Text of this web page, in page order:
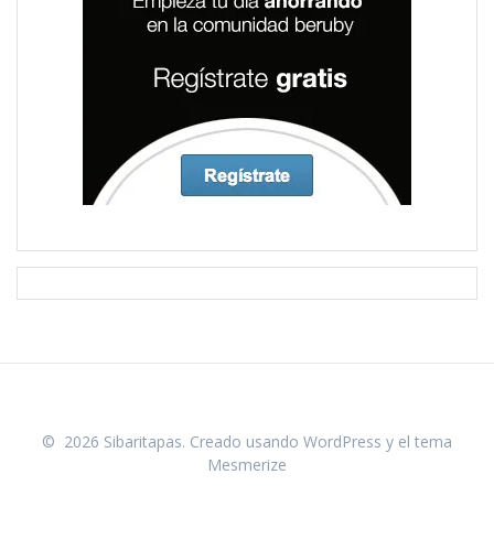
© 2026 Sibaritapas. Creado usando WordPress y el tema
Mesmerize